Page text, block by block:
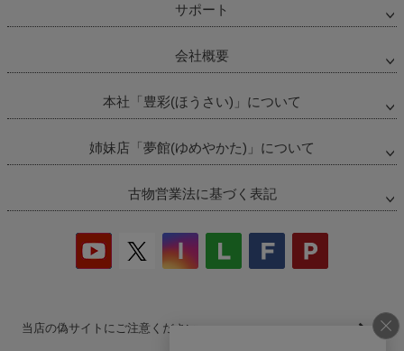
サポート
会社概要
本社「豊彩(ほうさい)」について
姉妹店「夢館(ゆめやかた)」について
古物営業法に基づく表記
当店の偽サイトにご注意ください